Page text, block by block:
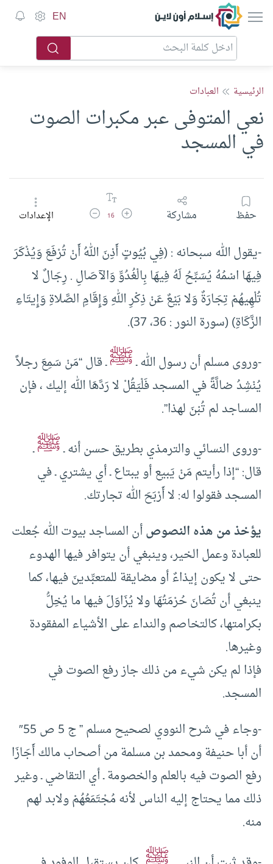
إسلام أون لاين EN
الرئيسية العبادات
نعي المتوفى عبر مكبرات الصوت
في المسجد
حفظ مشاركة زيادة حجم الخط
16 تقليل حجم الخطالإعدادات
-يقول الله سبحانه : (فِي بُيُوتٍ أَذِنَ اللهُ أَنْ تُرْفَعَ وَيُذْكَرَ
فِيهَا اسْمُهُ يُسَبِّحُ لَهُ فِيهَا بِالْغُدُوِّ وَالآصَالِ . رِجَالٌ لا
تُلْهِيهُمْ تِجَارَةٌ وَلا بَيْعٌ عَنْ ذِكْرِ اللهِ وَإِقَامِ الصَّلاةِ وَإِيتَاءِ
الزَّكَاةِ) (سورة النور : 36، 37).
-وروى مسلم أن رسول الله ـﷺـ قال “مَنْ سَمِعَ رجلاً
يُنْشِدُ ضالَّةً في المسجد فَلْيَقُلْ لا رَدَّهَا الله إليك ، فإن
المساجد لم تُبْنَ لهذا”.
-وروى النسائي والترمذي بطريق حسن أنه ـﷺـ
قال: “إذا رأيتم مَنْ يَبيع أو يبتاع ـ أي يشتري ـ في
المسجد فقولوا له: لا أَرْبَحَ الله تجارتك.
يؤخذ من هذه النصوصأن المساجد بيوت الله جُعلت
للعبادة وعمل الخير، وينبغي أن يتوافر فيها الهدوء
حتى لا يكون إيذاءٌ أو مضايقة للمتعبِّدينَ فيها، كما
ينبغي أن تُصَانَ حُرْمَتُهَا ولا يُزَاوَلَ فيها ما يُخِلُّ
بكرامتها، كالتخاصم والنداء على الأشياء المفقودة
وغيرها.
فإذا لم يكن شيء من ذلك جاز رفع الصوت في
المسجد.
-وجاء في شرح النووي لصحيح مسلم ” ج 5 ص 55″
أن أبا حنيفة ومحمد بن مسلمة من أصحاب مالك أَجَازَا
رفع الصوت فيه بالعلم والخصومة ـ أي التقاضي ـ وغير
ذلك مما يحتاج إليه الناس لأنه مُجْتَمَعُهُمْ ولابد لهم
منه.
ﷺ